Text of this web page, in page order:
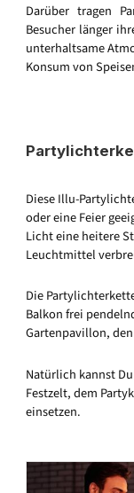
Darüber tragen
Besucher länger
unterhaltsame
Konsum von
Diese Illu-
oder eine Feier
Licht eine heitere
Leuchtmittel
Die
Balkon frei
Gartenpavillon,
Natürlich kannst
Festzelt, dem
einsetzen.